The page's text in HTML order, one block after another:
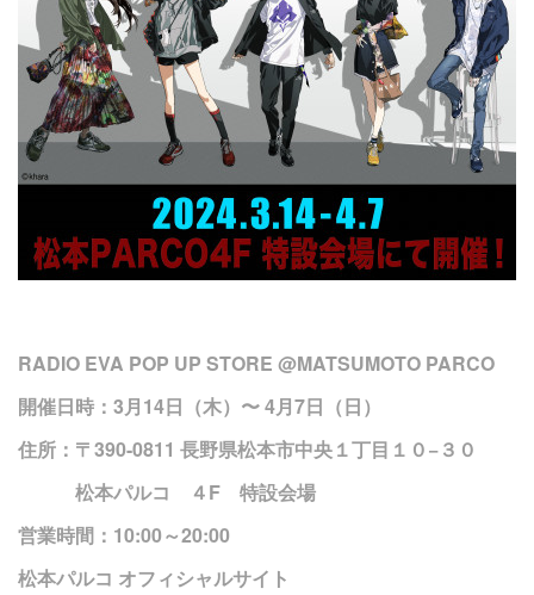
RADIO EVA POP UP STORE @MATSUMOTO PARCO
開催日時：3月14日（木）〜 4月7日（日）
住所：〒390-0811 長野県松本市中央１丁目１０−３０
松本パルコ ４F 特設会場
営業時間：10:00～20:00
松本パルコ オフィシャルサイト